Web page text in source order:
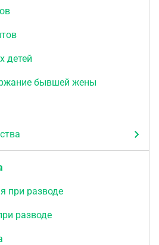
детей
бывшей жены
при разводе
разводе